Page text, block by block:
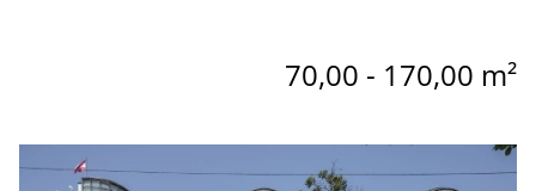
70,00 - 170,00 m²
Link zur Seite Business Center - 1010 Wien